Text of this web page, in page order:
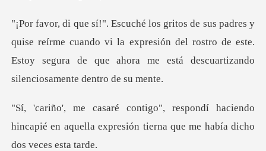
reírme cuando vi la expresión del rostro de este.
Estoy segura de q
haciendo
hincapié en aquella expresión tie